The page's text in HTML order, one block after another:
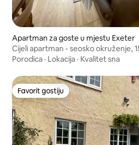
Apartman za goste u mjestu Exeter
Cijeli apartman - seosko okruženje,
Porodica · Lokacija · Kvalitet sna
Favorit gostiju
Favorit gostiju